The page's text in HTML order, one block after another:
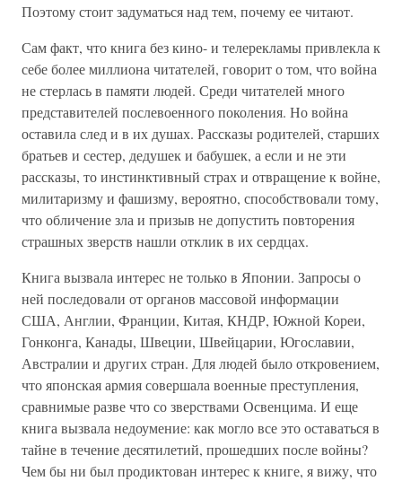
Поэтому стоит задуматься над тем, почему ее читают.
Сам факт, что книга без кино- и телерекламы привлекла к
себе более миллиона читателей, говорит о том, что война
не стерлась в памяти людей. Среди читателей много
представителей послевоенного поколения. Но война
оставила след и в их душах. Рассказы родителей, старших
братьев и сестер, дедушек и бабушек, а если и не эти
рассказы, то инстинктивный страх и отвращение к войне,
милитаризму и фашизму, вероятно, способствовали тому,
что обличение зла и призыв не допустить повторения
страшных зверств нашли отклик в их сердцах.
Книга вызвала интерес не только в Японии. Запросы о
ней последовали от органов массовой информации
США, Англии, Франции, Китая, КНДР, Южной Кореи,
Гонконга, Канады, Швеции, Швейцарии, Югославии,
Австралии и других стран. Для людей было откровением,
что японская армия совершала военные преступления,
сравнимые разве что со зверствами Освенцима. И еще
книга вызвала недоумение: как могло все это оставаться в
тайне в течение десятилетий, прошедших после войны?
Чем бы ни был продиктован интерес к книге, я вижу, что